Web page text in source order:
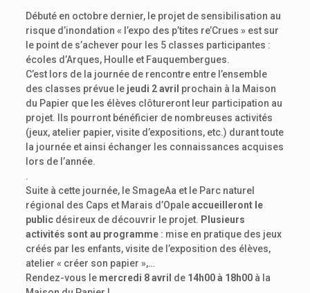
Débuté en octobre dernier, le projet de sensibilisation au
risque d’inondation « l’expo des p’tites re’Crues » est sur
le point de s’achever pour les 5 classes participantes :
écoles d’Arques, Houlle et Fauquembergues.
C’est lors de la journée de rencontre entre l’ensemble
des classes prévue le jeudi 2 avril prochain à la Maison
du Papier que les élèves clôtureront leur participation au
projet. Ils pourront bénéficier de nombreuses activités
(jeux, atelier papier, visite d’expositions, etc.) durant toute
la journée et ainsi échanger les connaissances acquises
lors de l’année.
.
Suite à cette journée, le SmageAa et le Parc naturel
régional des Caps et Marais d’Opaleaccueilleront le
publicdésireux de découvrir le projet. Plusieurs
activités sont au programme: mise en pratique des jeux
créés par les enfants, visite de l’exposition des élèves,
atelier « créer son papier »,…
Rendez-vous le mercredi 8 avril de 14h00 à 18h00à la